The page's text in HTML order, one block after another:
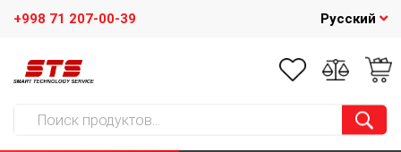
+998 71 207-00-39 Русский